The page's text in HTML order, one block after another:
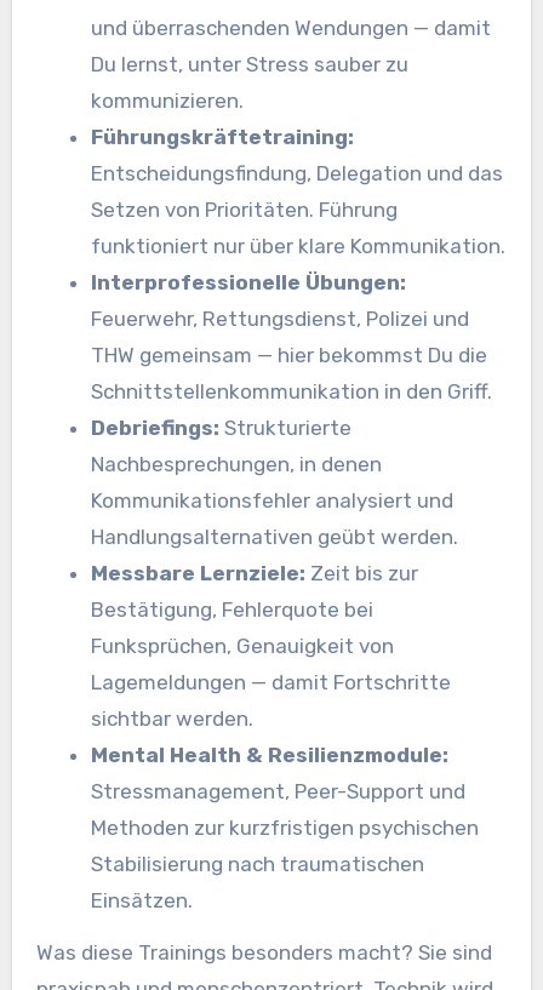
und überraschenden Wendungen — damit
Du lernst, unter Stress sauber zu
kommunizieren.
Führungskräftetraining:
Entscheidungsfindung, Delegation und das
Setzen von Prioritäten. Führung
funktioniert nur über klare Kommunikation.
Interprofessionelle Übungen:
Feuerwehr, Rettungsdienst, Polizei und
THW gemeinsam — hier bekommst Du die
Schnittstellenkommunikation in den Griff.
Debriefings: Strukturierte
Nachbesprechungen, in denen
Kommunikationsfehler analysiert und
Handlungsalternativen geübt werden.
Messbare Lernziele: Zeit bis zur
Bestätigung, Fehlerquote bei
Funksprüchen, Genauigkeit von
Lagemeldungen — damit Fortschritte
sichtbar werden.
Mental Health & Resilienzmodule:
Stressmanagement, Peer-Support und
Methoden zur kurzfristigen psychischen
Stabilisierung nach traumatischen
Einsätzen.
Was diese Trainings besonders macht? Sie sind